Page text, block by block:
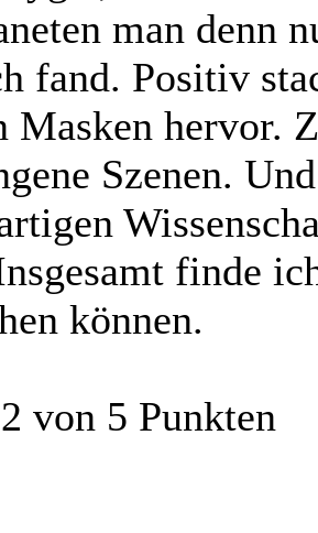
man denn
fand. Positiv
Masken hervor.
Szenen.
finde
können.
2 von 5 Punkten